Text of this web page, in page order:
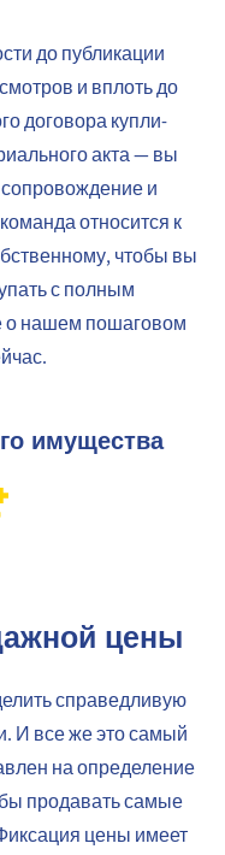
до публикации
и вплоть до
договора купли-
акта — вы
и
относится к
чтобы вы
с полным
о нашем пошаговом
имущества
цены
справедливую
И все же это самый
на определение
продавать самые
цены имеет